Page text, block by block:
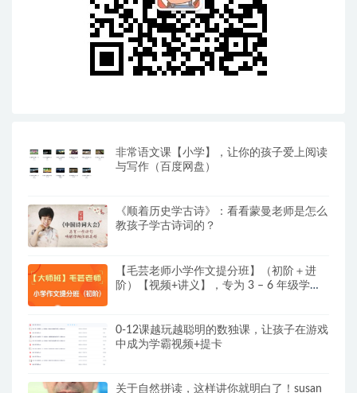
非常语文课【小学】，让你的孩子爱上阅读
与写作（百度网盘）
《顺着历史学古诗》：看看蒙曼老师是怎么
教孩子学古诗词的？
【毛芸老师小学作文提分班】（初阶＋进
阶）【视频+讲义】，专为 3 – 6 年级学员
0-12课越玩越聪明的数独课，让孩子在游戏
中成为学霸视频+提卡
关于自然拼读，这样讲你就明白了！susan